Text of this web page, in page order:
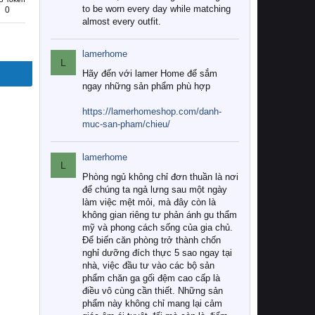
0
to be worn every day while matching
almost every outfit.
L
lamerhome
Hãy đến với lamer Home để sắm
ngay những sản phẩm phù hợp
https://lamerhomeshop.com/danh-
muc-san-pham/chieu/
L
lamerhome
Phòng ngủ không chỉ đơn thuần là nơi
để chúng ta ngả lưng sau một ngày
làm việc mệt mỏi, mà đây còn là
không gian riêng tư phản ánh gu thẩm
mỹ và phong cách sống của gia chủ.
Để biến căn phòng trở thành chốn
nghỉ dưỡng đích thực 5 sao ngay tại
nhà, việc đầu tư vào các bộ sản
phẩm chăn ga gối đệm cao cấp là
điều vô cùng cần thiết. Những sản
phẩm này không chỉ mang lại cảm